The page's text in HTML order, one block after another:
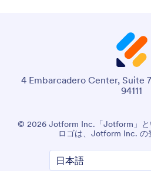
4 Embarcadero Center, Suite
94111
© 2026 Jotform Inc.「Jotform」
ロゴは、Jotform Inc. の